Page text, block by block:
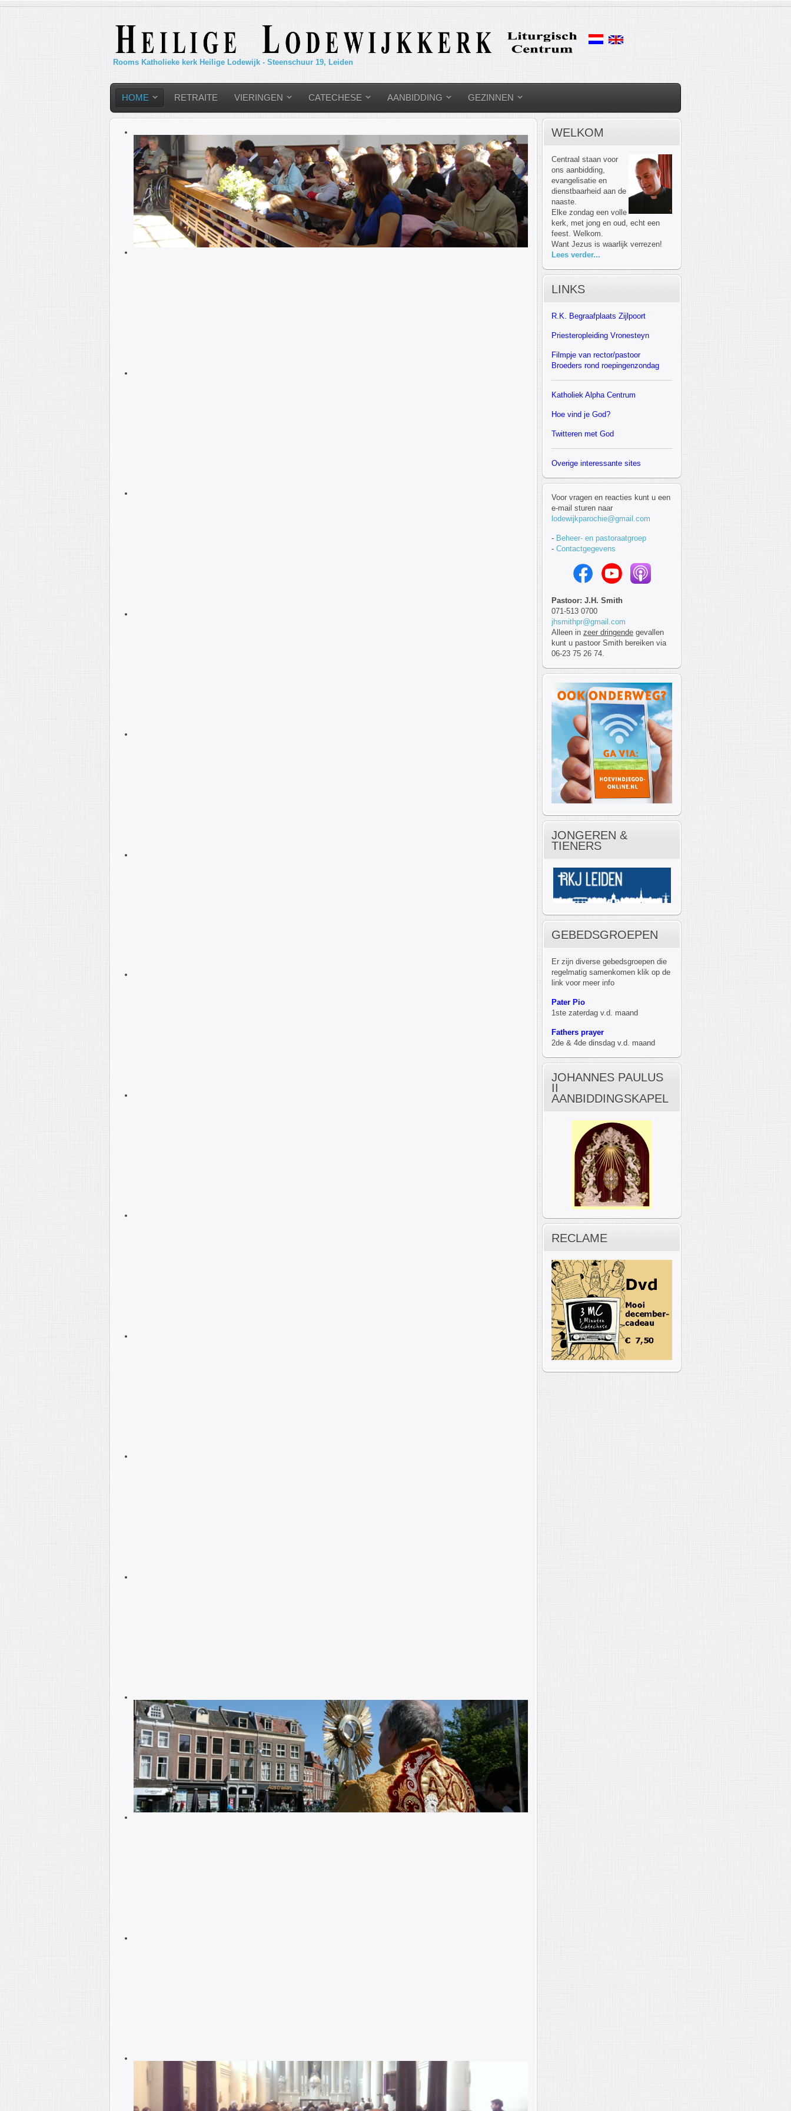
Rooms Katholieke kerk Heilige Lodewijk - Steenschuur 19, Leiden
HOME RETRAITE VIERINGEN CATECHESE AANBIDDING GEZINNEN
WELKOM
Centraal staan voor
ons aanbidding,
evangelisatie en
dienstbaarheid aan de
naaste.
Elke zondag een volle
kerk, met jong en oud, echt een
feest. Welkom.
Want Jezus is waarlijk verrezen!
Lees verder...
LINKS
R.K. Begraafplaats Zijlpoort
Priesteropleiding Vronesteyn
Filmpje van rector/pastoor
Broeders rond roepingenzondag
Katholiek Alpha Centrum
Hoe vind je God?
Twitteren met God
Overige interessante sites
Voor vragen en reacties kunt u een
e-mail sturen naar
lodewijkparochie@gmail.com
- Beheer- en pastoraatgroep
- Contactgegevens
Pastoor: J.H. Smith
071-513 0700
jhsmithpr@gmail.com
Alleen in zeer dringende gevallen
kunt u pastoor Smith bereiken via
06-23 75 26 74.
JONGEREN &
TIENERS
GEBEDSGROEPEN
Er zijn diverse gebedsgroepen die
regelmatig samenkomen klik op de
link voor meer info
Pater Pio
1ste zaterdag v.d. maand
Fathers prayer
2de & 4de dinsdag v.d. maand
JOHANNES PAULUS
II
AANBIDDINGSKAPEL
RECLAME